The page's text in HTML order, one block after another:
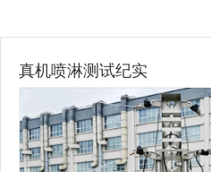
真机喷淋测试纪实